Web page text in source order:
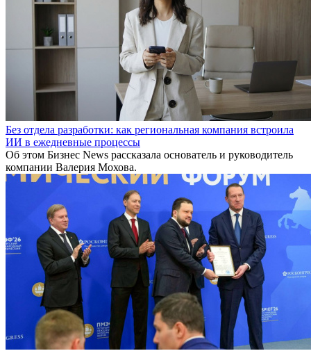
Без отдела разработки: как региональная компания встроила
ИИ в ежедневные процессы
Об этом Бизнес News рассказала основатель и руководитель
компании Валерия Мохова.